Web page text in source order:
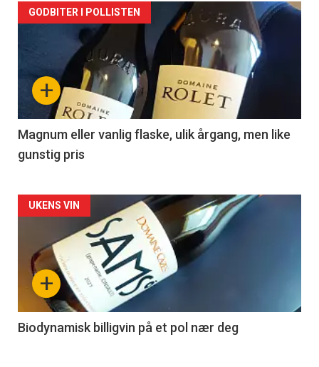
Forsiden
akkurat
nå
3
+
GODBITER I POLLISTEN
Magnum eller vanlig flaske, ulik årgang, men like
gunstig pris
Forsiden
akkurat
nå
4
+
UKENS VIN
Biodynamisk billigvin på et pol nær deg